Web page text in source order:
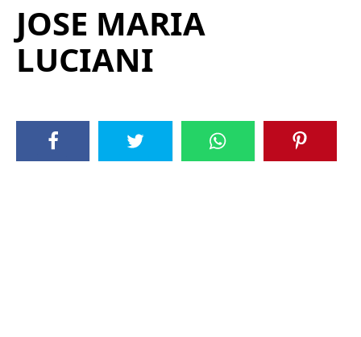
JOSE MARIA
LUCIANI